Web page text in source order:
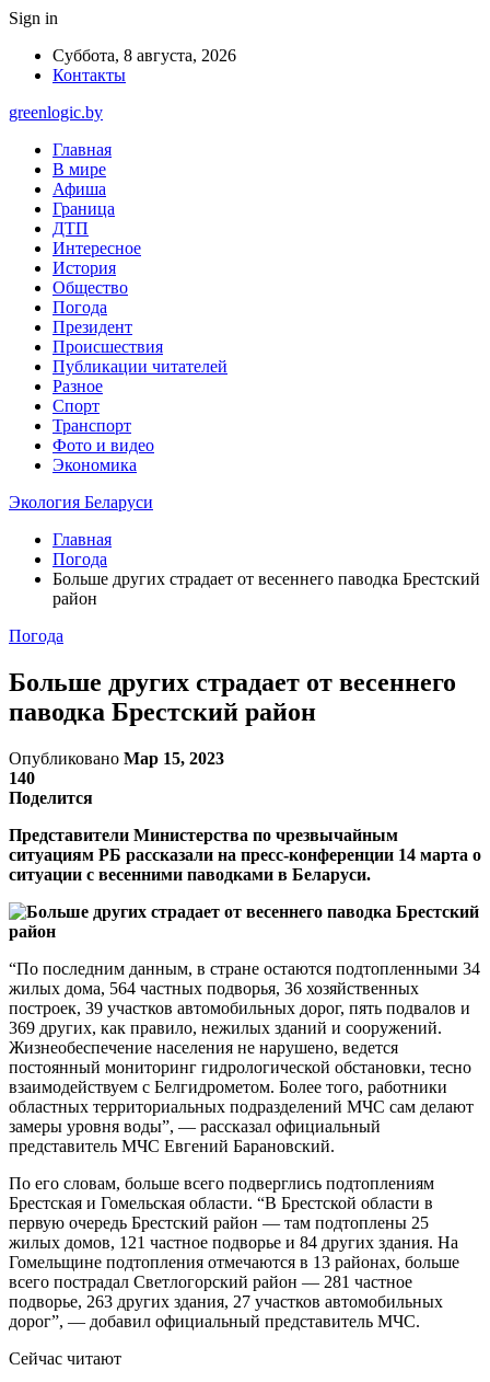
Sign in
Суббота, 8 августа, 2026
Контакты
greenlogic.by
Главная
В мире
Афиша
Граница
ДТП
Интересное
История
Общество
Погода
Президент
Происшествия
Публикации читателей
Разное
Спорт
Транспорт
Фото и видео
Экономика
Экология Беларуси
Главная
Погода
Больше других страдает от весеннего паводка Брестский
район
Погода
Больше других страдает от весеннего
паводка Брестский район
Опубликовано Мар 15, 2023
140
Поделится
Представители Министерства по чрезвычайным
ситуациям РБ рассказали на пресс-конференции 14 марта о
ситуации с весенними паводками в Беларуси.
“По последним данным, в стране остаются подтопленными 34
жилых дома, 564 частных подворья, 36 хозяйственных
построек, 39 участков автомобильных дорог, пять подвалов и
369 других, как правило, нежилых зданий и сооружений.
Жизнеобеспечение населения не нарушено, ведется
постоянный мониторинг гидрологической обстановки, тесно
взаимодействуем с Белгидрометом. Более того, работники
областных территориальных подразделений МЧС сам делают
замеры уровня воды”, — рассказал официальный
представитель МЧС Евгений Барановский.
По его словам, больше всего подверглись подтоплениям
Брестская и Гомельская области. “В Брестской области в
первую очередь Брестский район — там подтоплены 25
жилых домов, 121 частное подворье и 84 других здания. На
Гомельщине подтопления отмечаются в 13 районах, больше
всего пострадал Светлогорский район — 281 частное
подворье, 263 других здания, 27 участков автомобильных
дорог”, — добавил официальный представитель МЧС.
Сейчас читают